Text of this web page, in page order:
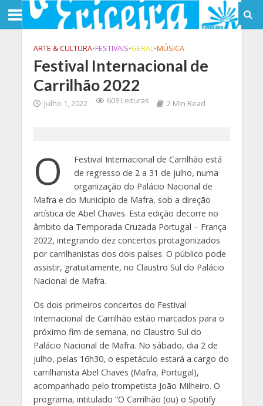
ARTE & CULTURA•FESTIVAIS•GERAL•MÚSICA
Festival Internacional de
Carrilhão 2022
Julho 1, 2022 603 Leituras 2 Min Read
O
Festival Internacional de Carrilhão está
de regresso de 2 a 31 de julho, numa
organização do Palácio Nacional de
Mafra e do Município de Mafra, sob a direção
artística de Abel Chaves. Esta edição decorre no
âmbito da Temporada Cruzada Portugal – França
2022, integrando dez concertos protagonizados
por carrilhanistas dos dois países. O público pode
assistir, gratuitamente, no Claustro Sul do Palácio
Nacional de Mafra.
Os dois primeiros concertos do Festival
Internacional de Carrilhão estão marcados para o
próximo fim de semana, no Claustro Sul do
Palácio Nacional de Mafra. No sábado, dia 2 de
julho, pelas 16h30, o espetáculo estará a cargo do
carrilhanista Abel Chaves (Mafra, Portugal),
acompanhado pelo trompetista João Milheiro. O
programa, intitulado “O Carrilhão (ou) o Spotify